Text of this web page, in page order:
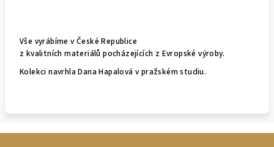
Vše vyrábíme v České Republice
z kvalitních materiálů pocházejících z Evropské výroby.
Kolekci navrhla Dana Hapalová v pražském studiu.